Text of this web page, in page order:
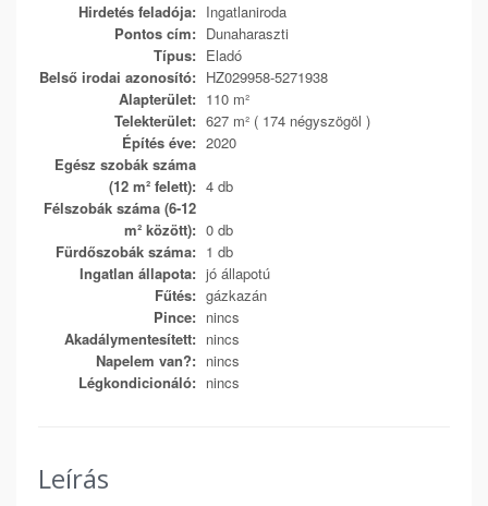
Hirdetés feladója: Ingatlaniroda
Pontos cím: Dunaharaszti
Típus: Eladó
Belső irodai azonosító: HZ029958-5271938
Alapterület: 110 m²
Telekterület: 627 m² ( 174 négyszögöl )
Építés éve: 2020
Egész szobák száma
(12 m² felett): 4 db
Félszobák száma (6-12
m² között): 0 db
Fürdőszobák száma: 1 db
Ingatlan állapota: jó állapotú
Fűtés: gázkazán
Pince: nincs
Akadálymentesített: nincs
Napelem van?: nincs
Légkondicionáló: nincs
Leírás